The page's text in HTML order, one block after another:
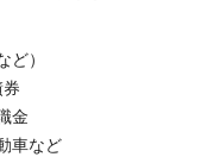
）
金
車など